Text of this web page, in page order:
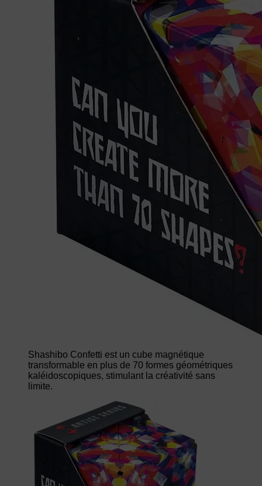
Shashibo Confetti est un cube magnétique
transformable en plus de 70 formes géométriques
kaléidoscopiques, stimulant la créativité sans
limite.